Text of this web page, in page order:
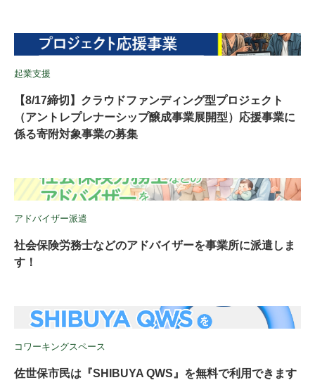
起業支援
【8/17締切】クラウドファンディング型プロジェクト
（アントレプレナーシップ醸成事業展開型）応援事業に
係る寄附対象事業の募集
アドバイザー派遣
社会保険労務士などのアドバイザーを事業所に派遣しま
す！
コワーキングスペース
佐世保市民は『SHIBUYA QWS』を無料で利用できます